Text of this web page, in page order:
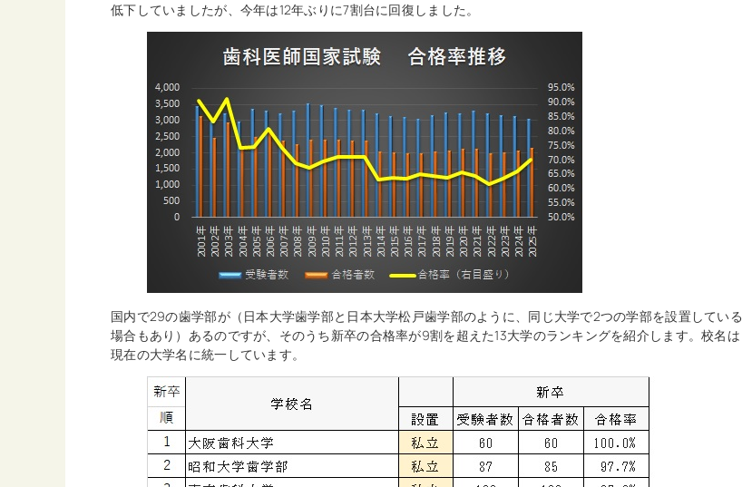
低下していましたが、今年は12年ぶりに7割台に回復しました。
国内で29の歯学部が（日本大学歯学部と日本大学松戸歯学部のように、同じ大学で2つの学部を設置している
場合もあり）あるのですが、そのうち新卒の合格率が9割を超えた13大学のランキングを紹介します。校名は
現在の大学名に統一しています。